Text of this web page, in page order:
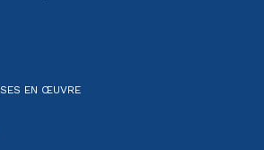
EN ŒUVRE